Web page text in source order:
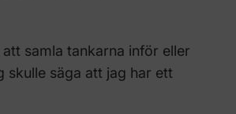
samla tankarna inför eller
skulle säga att jag har ett